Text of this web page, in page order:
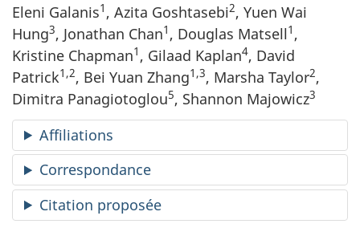
Eleni Galanis1 , Azita Goshtasebi2, Yuen Wai
Hung3, Jonathan Chan1 , Douglas Matsell1 ,
Kristine Chapman1 , Gilaad Kaplan4, David
Patrick1,2, Bei Yuan Zhang1,3, Marsha Taylor2,
Dimitra Panagiotoglou5, Shannon Majowicz3
Affiliations
Correspondance
Citation proposée